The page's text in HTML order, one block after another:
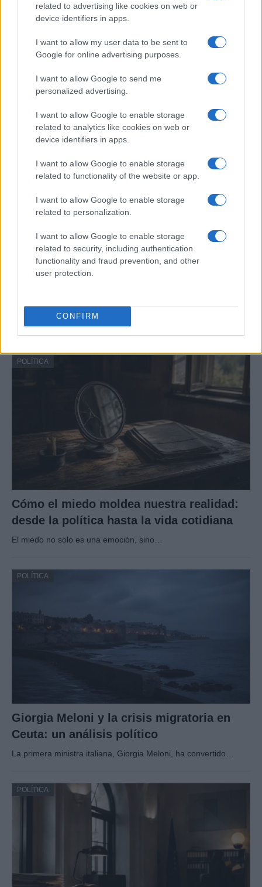
related to advertising like cookies on web or
device identifiers in apps.
I want to allow my user data to be sent to
Google for online advertising purposes.
I want to allow Google to send me
personalized advertising.
I want to allow Google to enable storage
related to analytics like cookies on web or
device identifiers in apps.
I want to allow Google to enable storage
related to functionality of the website or app.
I want to allow Google to enable storage
related to personalization.
I want to allow Google to enable storage
related to security, including authentication
functionality and fraud prevention, and other
user protection.
CONFIRM
Análisis de la crisis migratoria en Ceuta y
las críticas internacionales a Pedro
Sánchez
La crisis migratoria en Ceuta ha generado fuertes…
POLÍTICA
Crisis migratoria en Ceuta: La UE dividida
de Italia
La crisis migratoria en Ceuta ha desatado tensiones…
POLÍTICA
Cómo el miedo moldea nuestra realidad:
desde la política hasta la vida cotidiana
El miedo no solo es una emoción, sino…
POLÍTICA
Giorgia Meloni y la crisis migratoria en
Ceuta: un análisis político
La primera ministra italiana, Giorgia Meloni, ha convertido…
POLÍTICA